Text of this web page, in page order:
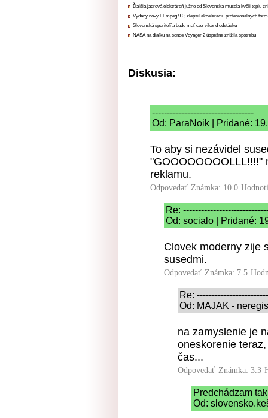
Ďalšia jadrová elektráreň južne od Slovenska musela kvôli teplu
Vydaný nový FFmpeg 9.0, zlepšil akceleráciu profesionálnych
Slovenská sporiteľňa bude mať cez víkend odstávku
NASA na diaľku na sonde Voyager 2 úspešne znížila spotrebu
Diskusia:
----------------------------------
Od: ParaNoik | Pridané:
To aby si nezávidel
"GOOOOOOOOLLL!!!!"
reklamu.
Odpovedať Známka: 10.0
Re:
Od: socialo | Pridané:
Clovek moderny zije
susedmi.
Odpovedať Známka: 7.5
Re:
Od: MAJAK -
na zamyslenie je
oneskorenie
čas...
Odpovedať Známka: 3.3
Predchádzam
Od: